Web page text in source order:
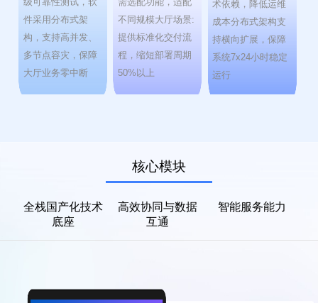
件采用分布式架
构，支持高并发、
多节点容灾，保障
大厅业务零中断
不同规模大厅场景:
提供标准化交付流
程，缩短部署周期
50%以上
术依赖，降低运维
成本分布式架构支
持横向扩展，保障
系统7x24小时稳定
运行
核心模块
全栈国产化技术
底座
高效协同与数据
互通
智能服务能力